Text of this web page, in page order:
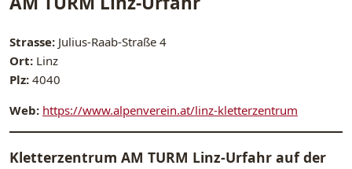
Strasse: Julius-Raab-Straße 4
Ort: Linz
Plz: 4040
Web: https://www.alpenverein.at/linz-kletterzentrum
Kletterzentrum AM TURM Linz-Urfahr auf der